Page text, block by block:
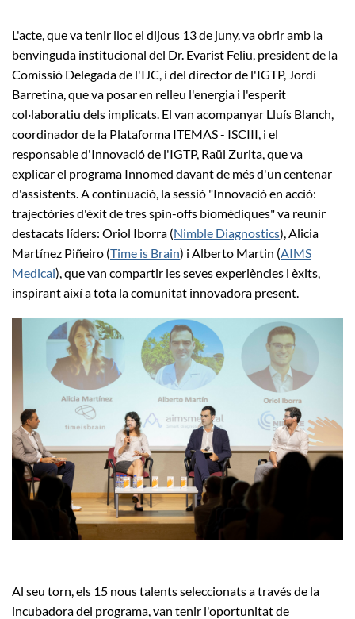
L'acte, que va tenir lloc el dijous 13 de juny, va obrir amb la
benvinguda institucional del Dr. Evarist Feliu, president de la
Comissió Delegada de l'IJC, i del director de l'IGTP, Jordi
Barretina, que va posar en relleu l'energia i l'esperit
col·laboratiu dels implicats. El van acompanyar Lluís Blanch,
coordinador de la Plataforma ITEMAS - ISCIII, i el
responsable d'Innovació de l'IGTP, Raül Zurita, que va
explicar el programa Innomed davant de més d'un centenar
d'assistents. A continuació, la sessió "Innovació en acció:
trajectòries d'èxit de tres spin-offs biomèdiques" va reunir
destacats líders: Oriol Iborra (Nimble Diagnostics), Alicia
Martínez Piñeiro (Time is Brain) i Alberto Martin (AIMS
Medical), que van compartir les seves experiències i èxits,
inspirant així a tota la comunitat innovadora present.
Al seu torn, els 15 nous talents seleccionats a través de la
incubadora del programa, van tenir l'oportunitat de